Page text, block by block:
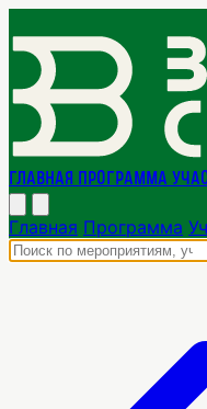
Главная Программа
Главная Программа